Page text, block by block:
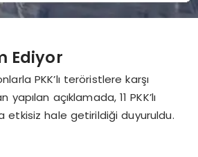
Ediyor
PKK’lı teröristlere karşı
açıklamada, 11 PKK’lı
hale getirildiği duyuruldu.